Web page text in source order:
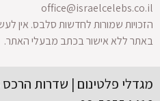
office@israelcelebs.co.il
הזכויות שמורות לחדשות סלבס. אין
באתר ללא אישור בכתב מבעלי האתר.